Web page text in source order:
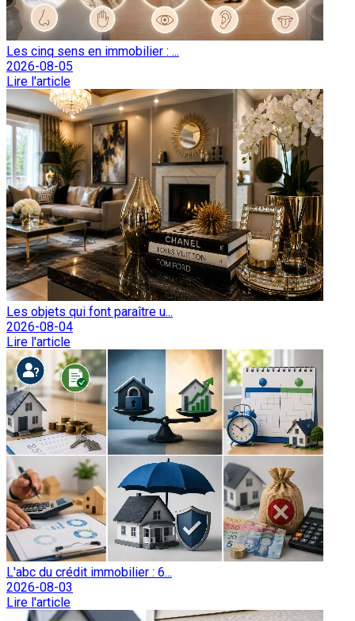
Les cinq sens en immobilier : ...
2026-08-05
Lire l'article
Les objets qui font paraître u...
2026-08-04
Lire l'article
L'abc du crédit immobilier : 6...
2026-08-03
Lire l'article